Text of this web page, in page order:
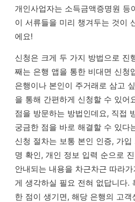
개인사업자는 소득금액증명원 등
이 서류들을 미리 챙겨두는 것이
에요!
신청은 크게 두 가지 방법으로 진
째는 은행 앱을 통한 비대면 신청
은행이나 본인이 주거래로 삼고
을 통해 간편하게 신청할 수 있어
점을 방문하는 방법인데요, 직접
궁금한 점을 바로 해결할 수 있다
신청 절차는 보통 본인 인증, 가입
명 확인, 개인 정보 입력 순으로
안내되는 내용을 차근차근 따라
게 생각하실 필요 전혀 없답니다.
한 점이 생기면, 해당 은행의 고객